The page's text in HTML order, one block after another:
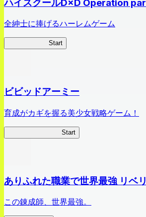
ハイスクールD×D Operation
全紳士に捧げるハーレムゲーム
Start
ビビッドアーミー
育成がカギを握る美少女戦略ゲーム！
Start
ありふれた職業で世界最強 リベ
この錬成師、世界最強。